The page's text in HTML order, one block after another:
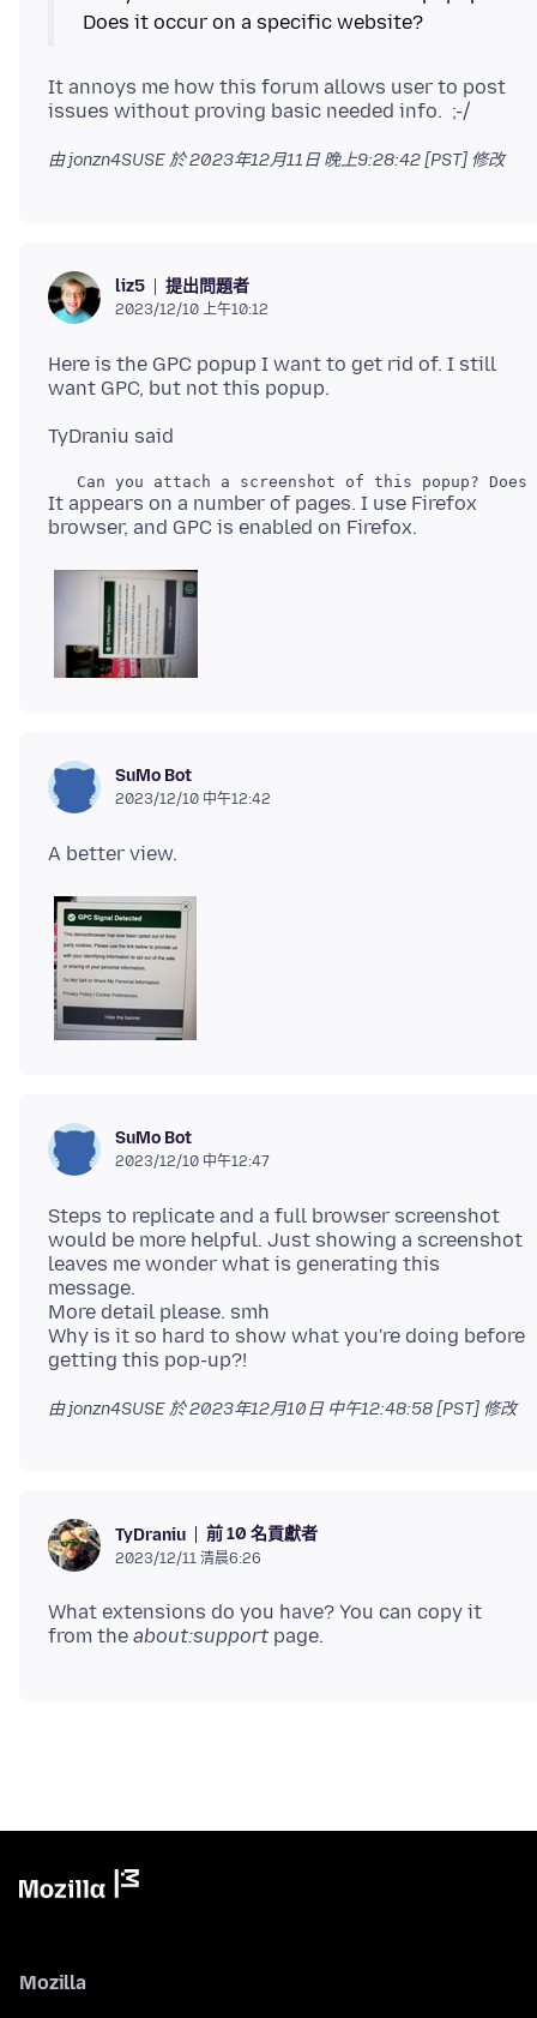
It annoys me how this forum allows user to post
由 jonzn4SUSE 於2023年12月11日 晚上9:28:42 [PST] 修改
liz5 提出問題者
2023/12/10 上午10:12
Here is the GPC popup I want to get rid of. I still
It appears on a number of pages. I use Firefox
SuMo Bot
2023/12/10 中午12:42
SuMo Bot
2023/12/10 中午12:47
Steps to replicate and a full browser screenshot
would be more helpful. Just showing a screenshot
leaves me wonder what is generating this
message.
More detail please. smh
Why is it so hard to show what you're doing before
由 jonzn4SUSE 於2023年12月10日 中午12:48:58 [PST] 修改
TyDraniu 前 10 名貢獻者
2023/12/11 清晨6:26
What extensions do you have? You can copy it
from the about:support
Mozilla